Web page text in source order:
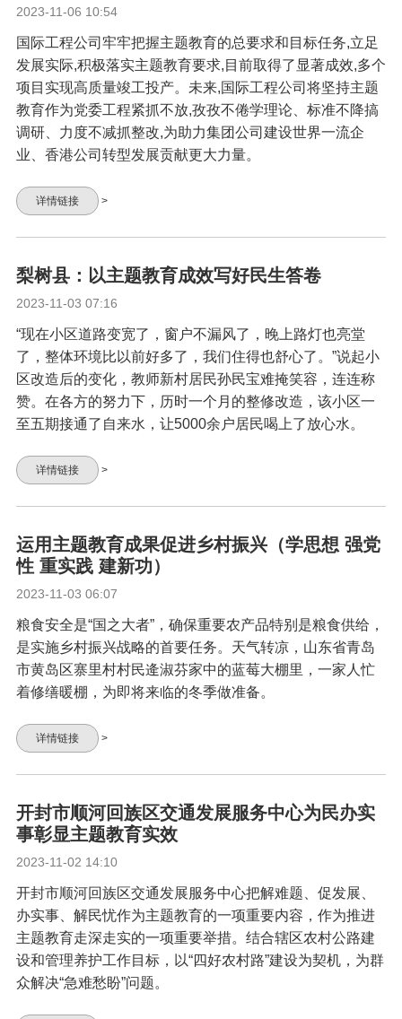
2023-11-06 10:54
国际工程公司牢牢把握主题教育的总要求和目标任务,立足
发展实际,积极落实主题教育要求,目前取得了显著成效,多个
项目实现高质量竣工投产。未来,国际工程公司将坚持主题
教育作为党委工程紧抓不放,孜孜不倦学理论、标准不降搞
调研、力度不减抓整改,为助力集团公司建设世界一流企
业、香港公司转型发展贡献更大力量。
详情链接 >
梨树县：以主题教育成效写好民生答卷
2023-11-03 07:16
“现在小区道路变宽了，窗户不漏风了，晚上路灯也亮堂
了，整体环境比以前好多了，我们住得也舒心了。”说起小
区改造后的变化，教师新村居民孙民宝难掩笑容，连连称
赞。在各方的努力下，历时一个月的整修改造，该小区一
至五期接通了自来水，让5000余户居民喝上了放心水。
详情链接 >
运用主题教育成果促进乡村振兴（学思想 强党
性 重实践 建新功）
2023-11-03 06:07
粮食安全是“国之大者”，确保重要农产品特别是粮食供给，
是实施乡村振兴战略的首要任务。天气转凉，山东省青岛
市黄岛区寨里村村民逄淑芬家中的蓝莓大棚里，一家人忙
着修缮暖棚，为即将来临的冬季做准备。
详情链接 >
开封市顺河回族区交通发展服务中心为民办实
事彰显主题教育实效
2023-11-02 14:10
开封市顺河回族区交通发展服务中心把解难题、促发展、
办实事、解民忧作为主题教育的一项重要内容，作为推进
主题教育走深走实的一项重要举措。结合辖区农村公路建
设和管理养护工作目标，以“四好农村路”建设为契机，为群
众解决“急难愁盼”问题。